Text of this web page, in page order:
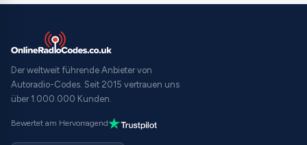
Der weltweit führende Anbieter von
Autoradio-Codes. Seit 2015 vertrauen uns
über 1.000.000 Kunden.
Bewertet am Hervorragend